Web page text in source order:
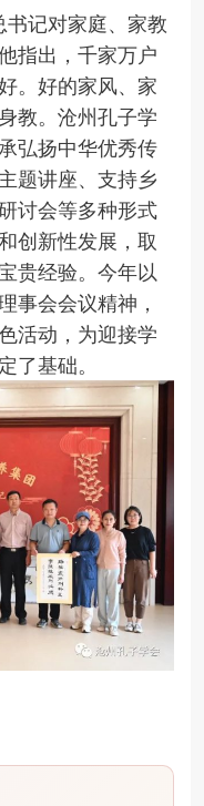
记对家庭、家教
指出，千家万户
。好的家风、家
教。沧州孔子学
弘扬中华优秀传
题讲座、支持乡
讨会等多种形式
创新性发展，取
贵经验。今年以
事会会议精神，
活动，为迎接学
了基础。